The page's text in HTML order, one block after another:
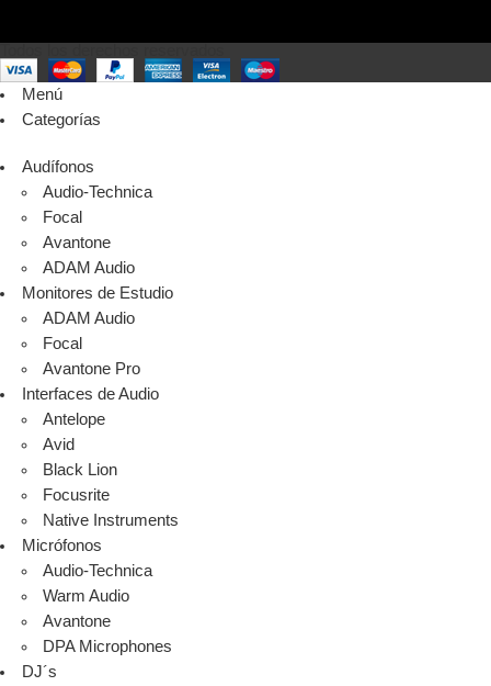
Menú
Categorías
Audífonos
Audio-Technica
Focal
Avantone
ADAM Audio
Monitores de Estudio
ADAM Audio
Focal
Avantone Pro
Interfaces de Audio
Antelope
Avid
Black Lion
Focusrite
Native Instruments
Micrófonos
Audio-Technica
Warm Audio
Avantone
DPA Microphones
DJ´s